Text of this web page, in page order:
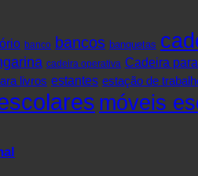
banco bancos banquetas
cadeira operativa Cadeira
livros estantes estação de
móveis